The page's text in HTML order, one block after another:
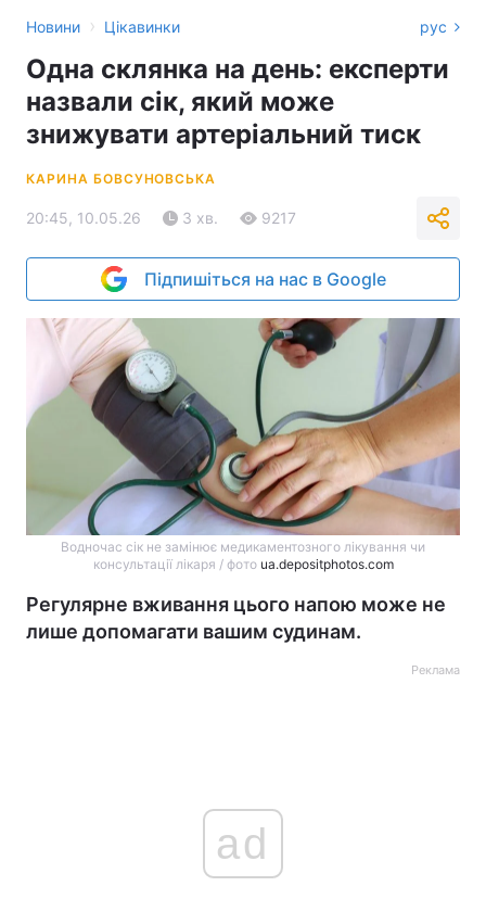
Новини › Цікавинки рус
Одна склянка на день: експерти
назвали сік, який може
знижувати артеріальний тиск
КАРИНА БОВСУНОВСЬКА
20:45, 10.05.26 3 хв. 9217
Підпишіться на нас в Google
Водночас сік не замінює медикаментозного лікування чи
консультації лікаря / фото ua.depositphotos.com
Регулярне вживання цього напою може не
лише допомагати вашим судинам.
Реклама
ad